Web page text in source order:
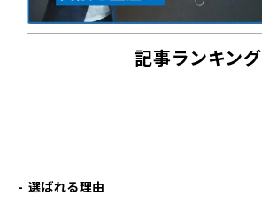
記事ランキング
選ばれる理由